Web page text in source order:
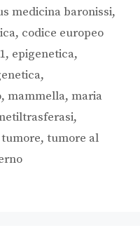
medicina baronissi,
, codice europeo
, epigenetica,
,
, mammella, maria
,
tumore, tumore al